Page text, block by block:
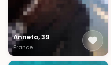
Anneta, 39
France